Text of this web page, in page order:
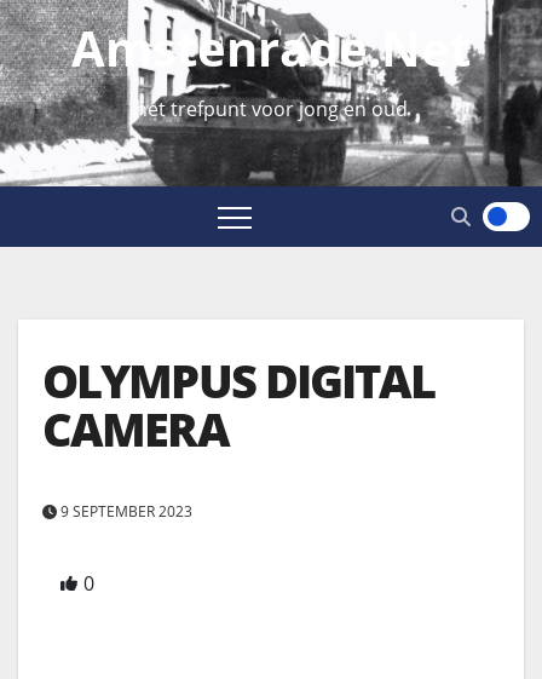
Amstenrade.net
hét trefpunt voor jong en oud
OLYMPUS DIGITAL
CAMERA
9 SEPTEMBER 2023
0